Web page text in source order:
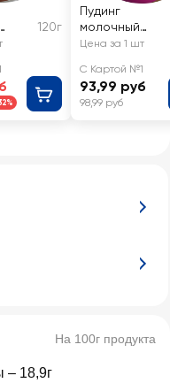
На 100г продукта
– 18,9г
120г
Пудинг
молочный
GRAND DESERT
без змж
Цена за 1 шт
С Картой №1
93,99 руб
98,99 руб